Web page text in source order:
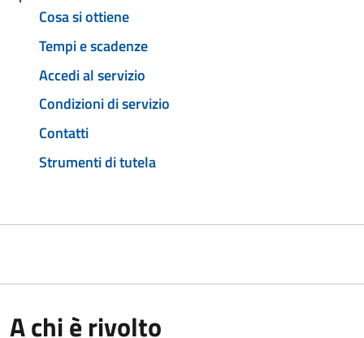
Cosa si ottiene
Tempi e scadenze
Accedi al servizio
Condizioni di servizio
Contatti
Strumenti di tutela
A chi è rivolto